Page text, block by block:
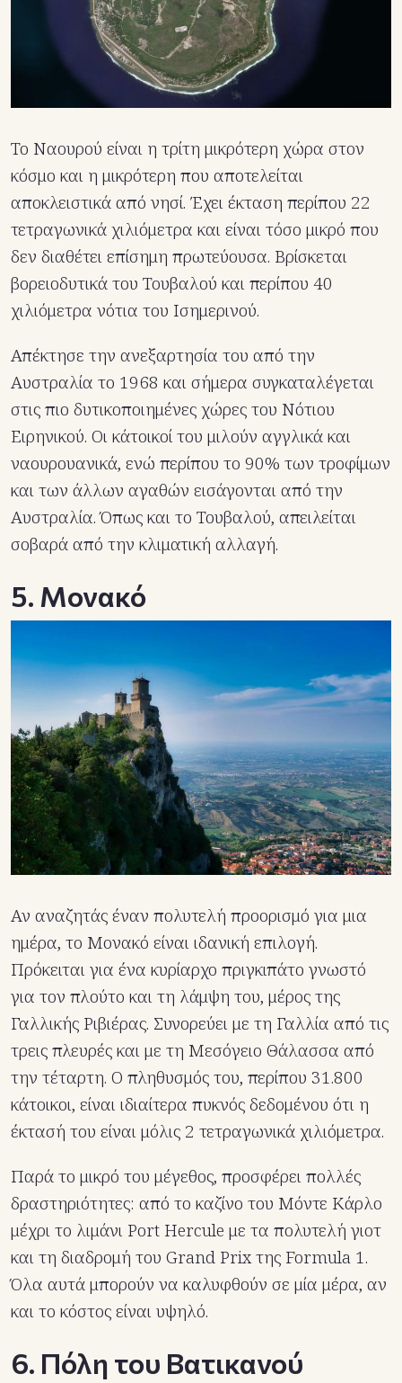
Το Ναουρού είναι η τρίτη μικρότερη χώρα στον
κόσμο και η μικρότερη που αποτελείται
αποκλειστικά από νησί. Έχει έκταση περίπου 22
τετραγωνικά χιλιόμετρα και είναι τόσο μικρό που
δεν διαθέτει επίσημη πρωτεύουσα. Βρίσκεται
βορειοδυτικά του Τουβαλού και περίπου 40
χιλιόμετρα νότια του Ισημερινού.
Απέκτησε την ανεξαρτησία του από την
Αυστραλία το 1968 και σήμερα συγκαταλέγεται
στις πιο δυτικοποιημένες χώρες του Νότιου
Ειρηνικού. Οι κάτοικοί του μιλούν αγγλικά και
ναουρουανικά, ενώ περίπου το 90% των τροφίμων
και των άλλων αγαθών εισάγονται από την
Αυστραλία. Όπως και το Τουβαλού, απειλείται
σοβαρά από την κλιματική αλλαγή.
5. Μονακό
Αν αναζητάς έναν πολυτελή προορισμό για μια
ημέρα, το Μονακό είναι ιδανική επιλογή.
Πρόκειται για ένα κυρίαρχο πριγκιπάτο γνωστό
για τον πλούτο και τη λάμψη του, μέρος της
Γαλλικής Ριβιέρας. Συνορεύει με τη Γαλλία από τις
τρεις πλευρές και με τη Μεσόγειο Θάλασσα από
την τέταρτη. Ο πληθυσμός του, περίπου 31.800
κάτοικοι, είναι ιδιαίτερα πυκνός δεδομένου ότι η
έκτασή του είναι μόλις 2 τετραγωνικά χιλιόμετρα.
Παρά το μικρό του μέγεθος, προσφέρει πολλές
δραστηριότητες: από το καζίνο του Μόντε Κάρλο
μέχρι το λιμάνι Port Hercule με τα πολυτελή γιοτ
και τη διαδρομή του Grand Prix της Formula 1.
Όλα αυτά μπορούν να καλυφθούν σε μία μέρα, αν
και το κόστος είναι υψηλό.
6. Πόλη του Βατικανού